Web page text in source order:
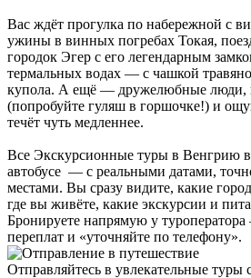
Вас ждёт прогулка по набережной с
ужины в винных погребах Токая,
городок Эгер с его легендарным
термальных водах — с чашкой
купола. А ещё — дружелюбные люди,
(попробуйте гуляш в горшочке!) и
течёт чуть медленнее.
Все Экскурсионные туры в Венгрию
автобусе — с реальными датами,
местами. Вы сразу видите, какие
где вы живёте, какие экскурсии и
Бронируете напрямую у
переплат и «уточняйте по телефону».
Отправляйтесь в увлекательные туры